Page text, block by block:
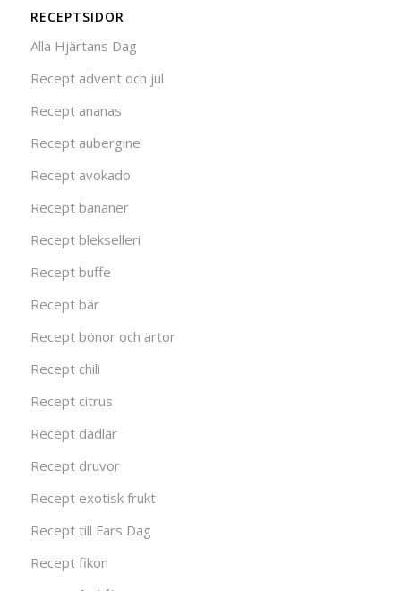
RECEPTSIDOR
Alla Hjärtans Dag
Recept advent och jul
Recept ananas
Recept aubergine
Recept avokado
Recept bananer
Recept blekselleri
Recept buffe
Recept bär
Recept bönor och ärtor
Recept chili
Recept citrus
Recept dadlar
Recept druvor
Recept exotisk frukt
Recept till Fars Dag
Recept fikon